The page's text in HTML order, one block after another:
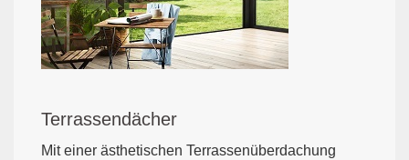
Terrassendächer
Mit einer ästhetischen Terrassenüberdachung